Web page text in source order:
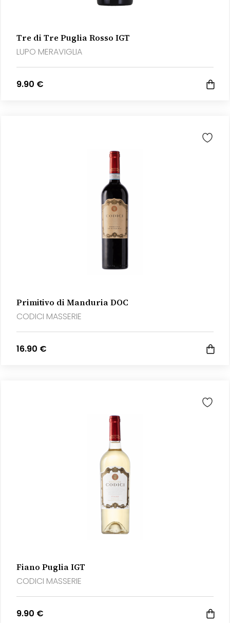
Tre di Tre Puglia Rosso IGT
LUPO MERAVIGLIA
9.90 €
Primitivo di Manduria DOC
CODICI MASSERIE
16.90 €
Fiano Puglia IGT
CODICI MASSERIE
9.90 €